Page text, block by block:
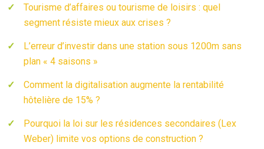
Tourisme d’affaires ou tourisme de loisirs : quel
segment résiste mieux aux crises ?
L’erreur d’investir dans une station sous 1200m sans
plan « 4 saisons »
Comment la digitalisation augmente la rentabilité
hôtelière de 15% ?
Pourquoi la loi sur les résidences secondaires (Lex
Weber) limite vos options de construction ?